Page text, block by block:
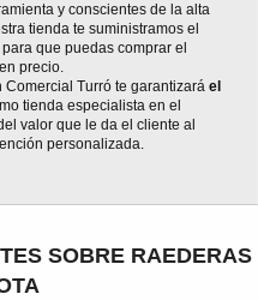
y conscientes de la alta
tienda te suministramos el
que puedas comprar el
precio.
Comercial Turró te garantizaráel
tienda especialista en el
valor que le da el cliente al
personalizada.
SOBRE RAEDERAS